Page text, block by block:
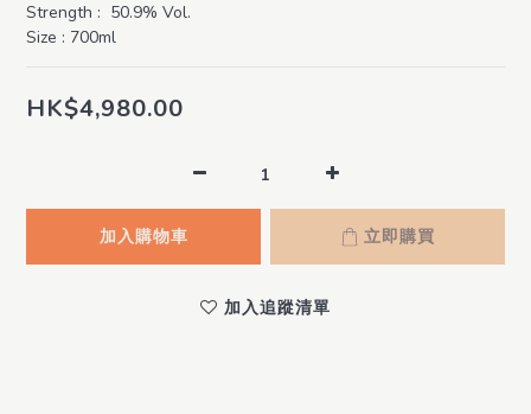
Strength :  50.9% Vol.
Size : 700ml
HK$4,980.00
加入購物車 立即購買
加入追蹤清單